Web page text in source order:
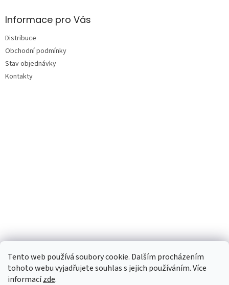
Tento web používá soubory cookie. Dalším procházením
tohoto webu vyjadřujete souhlas s jejich používáním. Více
informacízde.
Informace pro Vás
Distribuce
Obchodní podmínky
Stav objednávky
Kontakty